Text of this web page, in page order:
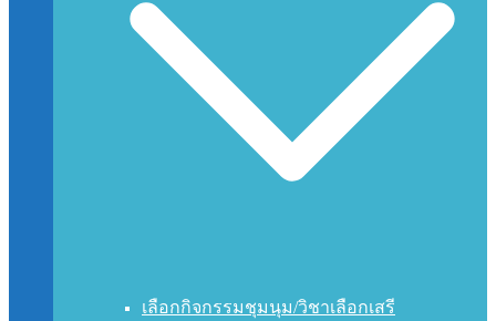
เลือกกิจกรรมชุมนุม/วิชาเลือกเสรี